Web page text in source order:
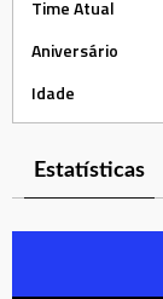
Time Atual
Aniversário
Idade
Estatísticas